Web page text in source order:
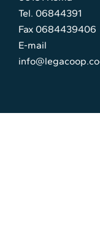
Tel. 06844391
Fax 0684439406
E-mail